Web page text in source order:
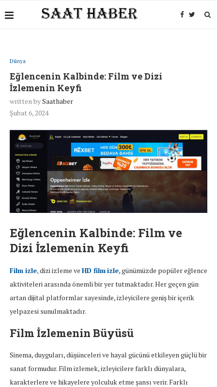
Dünya
Eğlencenin Kalbinde: Film ve Dizi
İzlemenin Keyfi
written bySaathaber
Şubat 6, 2024
Eğlencenin Kalbinde: Film ve
Dizi İzlemenin Keyfi
Film izle,dizi izleme ve HD filmizle, günümüzde popüler eğlence
aktiviteleri arasında önemli bir yer tutmaktadır. Her geçen gün
artan dijital platformlar sayesinde, izleyicilere geniş bir içerik
yelpazesi sunulmaktadır.
Film İzlemenin Büyüsü
Sinema, duyguları, düşünceleri ve hayal gücünü etkileyen güçlü bir
sanat formudur. Film izlemek, izleyicilere farklı dünyalara,
karakterlere ve hikayelere yolculuk etme şansı verir. Farklı